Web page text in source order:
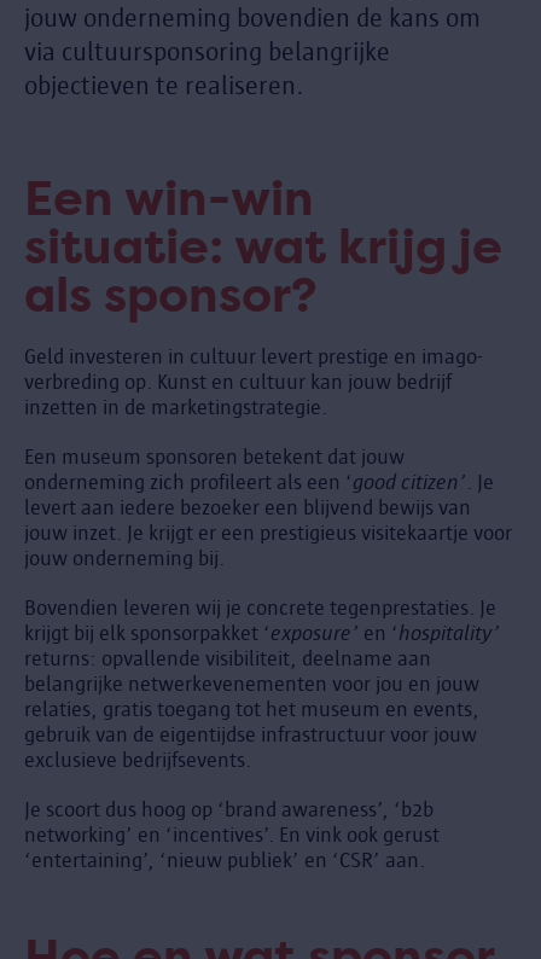
jouw onderneming bovendien de kans om
via cultuursponsoring belangrijke
objectieven te realiseren.
Een win-win
situatie: wat krijg je
als sponsor?
Geld investeren in cultuur levert prestige en imago-
verbreding op. Kunst en cultuur kan jouw bedrijf
inzetten in de marketingstrategie.
Een museum sponsoren betekent dat jouw
onderneming zich profileert als een ‘good citizen’. Je
levert aan iedere bezoeker een blijvend bewijs van
jouw inzet. Je krijgt er een prestigieus visitekaartje voor
jouw onderneming bij.
Bovendien leveren wij je concrete tegenprestaties. Je
krijgt bij elk sponsorpakket ‘exposure’ en ‘hospitality’
returns: opvallende visibiliteit, deelname aan
belangrijke netwerkevenementen voor jou en jouw
relaties, gratis toegang tot het museum en events,
gebruik van de eigentijdse infrastructuur voor jouw
exclusieve bedrijfsevents.
Je scoort dus hoog op ‘brand awareness’, ‘b2b
networking’ en ‘incentives’. En vink ook gerust
‘entertaining’, ‘nieuw publiek’ en ‘CSR’ aan.